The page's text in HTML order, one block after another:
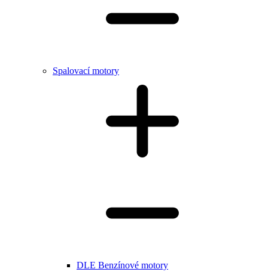
Spalovací motory
DLE Benzínové motory